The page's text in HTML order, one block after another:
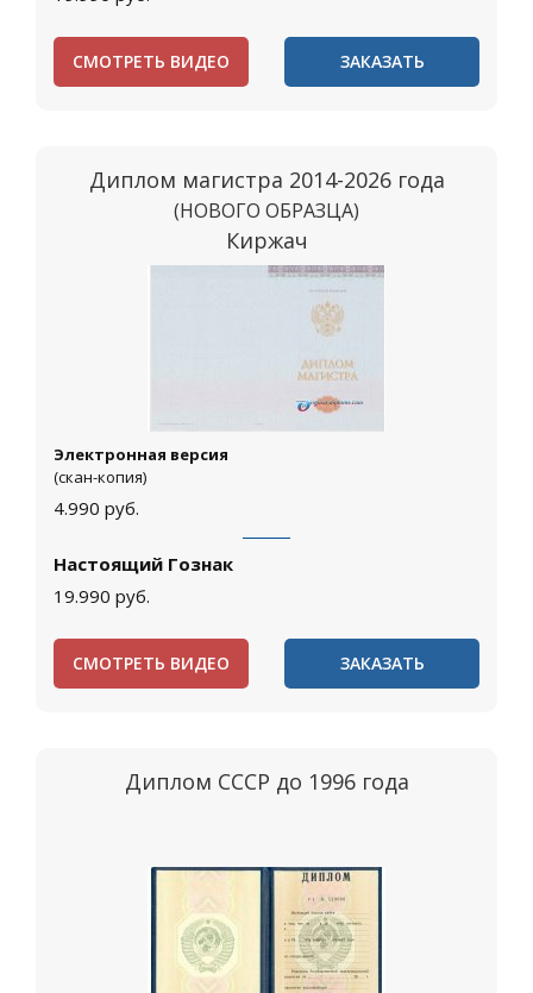
СМОТРЕТЬ ВИДЕО ЗАКАЗАТЬ
Диплом магистра 2014-2026 года
(НОВОГО ОБРАЗЦА)
Киржач
Электронная версия
(скан-копия)
4.990 руб.
Настоящий Гознак
19.990 руб.
СМОТРЕТЬ ВИДЕО ЗАКАЗАТЬ
Диплом СССР до 1996 года